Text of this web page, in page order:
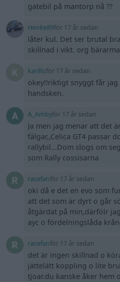
gatebil på mantorp nå ??
Henke89för 17 år sedan
låter kul. Det ser brutal
skillnad i vikt. org
karilloför 17 år sedan
okey!!riktigt snyggt får jag
handsken.
A_Ambyför 17 år sedan
Ja men jag menar att det
fälgar,,Celica GT4 passar
rallybil...Dom slogs om
som Rally cossisarna
racefanför 17 år sedan
oki då e det en evo som
att det som är dyrt o går
åtgärdat på min,därfölr
ayc o fördelningslåda
racefanför 17 år sedan
det är ingen skillnad o
jättelätt koppling o lite
tjoar.du kanske åker hem